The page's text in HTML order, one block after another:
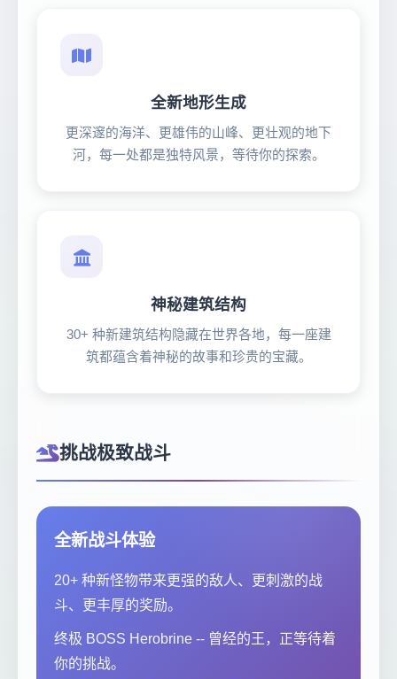
全新地形生成
更深邃的海洋、更雄伟的山峰、更壮观的地下
河，每一处都是独特风景，等待你的探索。
神秘建筑结构
30+ 种新建筑结构隐藏在世界各地，每一座建
筑都蕴含着神秘的故事和珍贵的宝藏。
挑战极致战斗
全新战斗体验
20+ 种新怪物带来更强的敌人、更刺激的战
斗、更丰厚的奖励。
终极 BOSS Herobrine -- 曾经的王，正等待着
你的挑战。